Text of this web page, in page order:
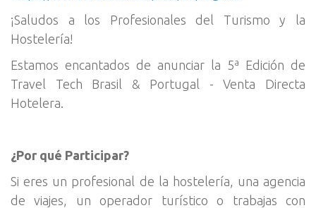
¡Saludos a los Profesionales del Turismo y la
Hostelería!
Estamos encantados de anunciar la 5ª Edición de
Travel Tech Brasil & Portugal - Venta Directa
Hotelera.
¿Por qué Participar?
Si eres un profesional de la hostelería, una agencia
de viajes, un operador turístico o trabajas con